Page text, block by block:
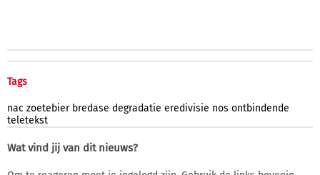
Tags
nac zoetebier bredase degradatie eredivisie nos ontbindende
teletekst
Wat vind jij van dit nieuws?